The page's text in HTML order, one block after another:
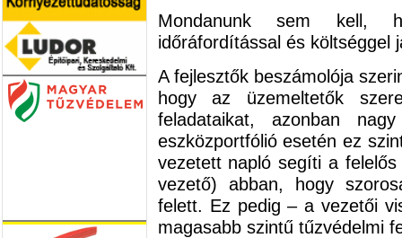
Mondanunk sem kell,
időráfordítással és költséggel
A fejlesztők beszámolója
hogy az üzemeltetők
feladataikat, azonban
eszközportfólió esetén ez
vezetett napló segíti a
vezető) abban, hogy
felett. Ez pedig – a vezetői
magasabb szintű tűzvédelmi